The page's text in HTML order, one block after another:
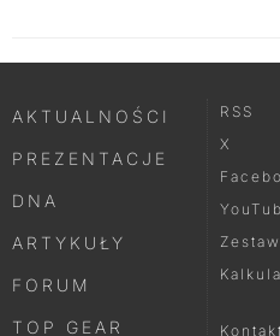
AKTUALNOŚCI
PREZENTACJE
DNA
ARTYKUŁY
FORUM
TOP GEAR
RSS
X
Kontakt